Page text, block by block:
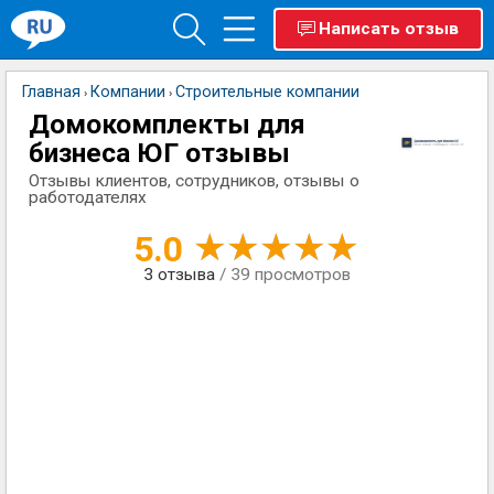
Написать отзыв
Главная › Компании › Строительные компании
Домокомплекты для
бизнеса ЮГ отзывы
Отзывы клиентов, сотрудников, отзывы о
работодателях
5.0
3 отзыва / 39 просмотров